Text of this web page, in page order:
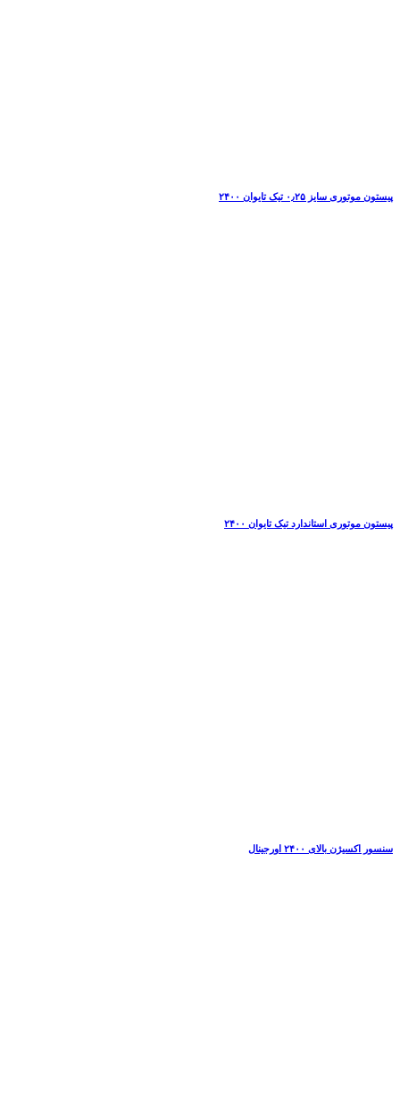
پیستون موتوری سایز ۰٫۲۵ تیک تایوان ۲۴۰۰
پیستون موتوری استاندارد تیک تایوان ۲۴۰۰
سنسور اکسیژن بالای ۲۴۰۰ اورجینال